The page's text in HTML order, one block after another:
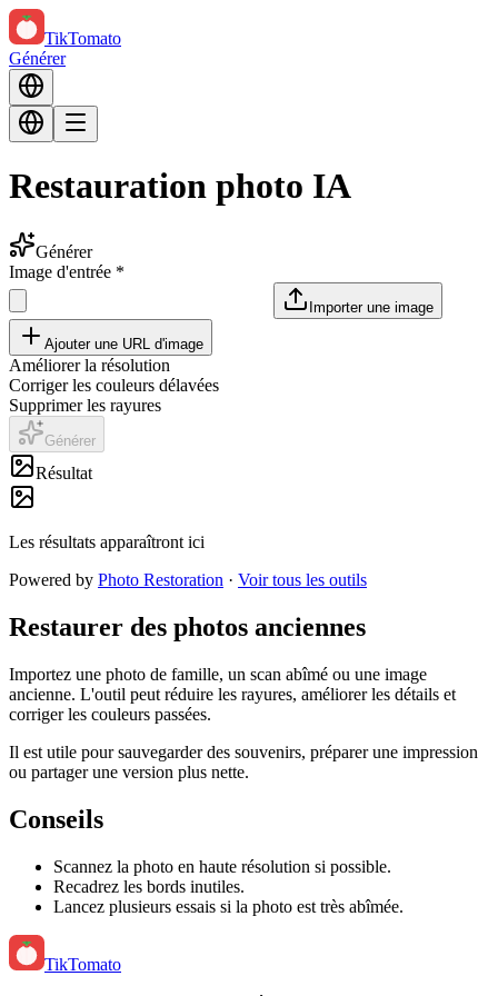
TikTomato
Générer
Restauration photo IA
Générer
Image d'entrée *
Importer une image
Ajouter une URL d'image
Améliorer la résolution
Corriger les couleurs délavées
Supprimer les rayures
Générer
Résultat
Les résultats apparaîtront ici
Powered by Photo Restoration · Voir tous les outils
Restaurer des photos anciennes
Importez une photo de famille, un scan abîmé ou une image
ancienne. L'outil peut réduire les rayures, améliorer les détails et
corriger les couleurs passées.
Il est utile pour sauvegarder des souvenirs, préparer une impression
ou partager une version plus nette.
Conseils
Scannez la photo en haute résolution si possible.
Recadrez les bords inutiles.
Lancez plusieurs essais si la photo est très abîmée.
TikTomato